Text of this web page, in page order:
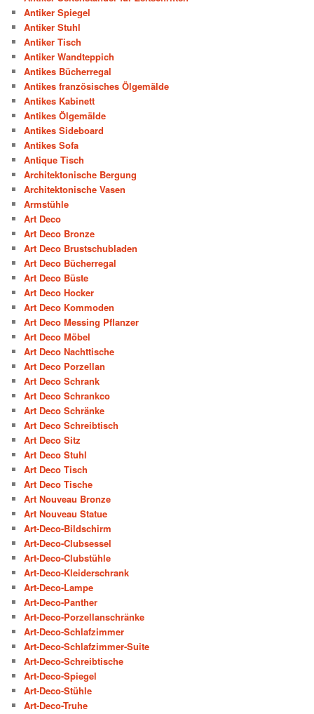
Antiker Spiegel
Antiker Stuhl
Antiker Tisch
Antiker Wandteppich
Antikes Bücherregal
Antikes französisches Ölgemälde
Antikes Kabinett
Antikes Ölgemälde
Antikes Sideboard
Antikes Sofa
Antique Tisch
Architektonische Bergung
Architektonische Vasen
Armstühle
Art Deco
Art Deco Bronze
Art Deco Brustschubladen
Art Deco Bücherregal
Art Deco Büste
Art Deco Hocker
Art Deco Kommoden
Art Deco Messing Pflanzer
Art Deco Möbel
Art Deco Nachttische
Art Deco Porzellan
Art Deco Schrank
Art Deco Schrankco
Art Deco Schränke
Art Deco Schreibtisch
Art Deco Sitz
Art Deco Stuhl
Art Deco Tisch
Art Deco Tische
Art Nouveau Bronze
Art Nouveau Statue
Art-Deco-Bildschirm
Art-Deco-Clubsessel
Art-Deco-Clubstühle
Art-Deco-Kleiderschrank
Art-Deco-Lampe
Art-Deco-Panther
Art-Deco-Porzellanschränke
Art-Deco-Schlafzimmer
Art-Deco-Schlafzimmer-Suite
Art-Deco-Schreibtische
Art-Deco-Spiegel
Art-Deco-Stühle
Art-Deco-Truhe